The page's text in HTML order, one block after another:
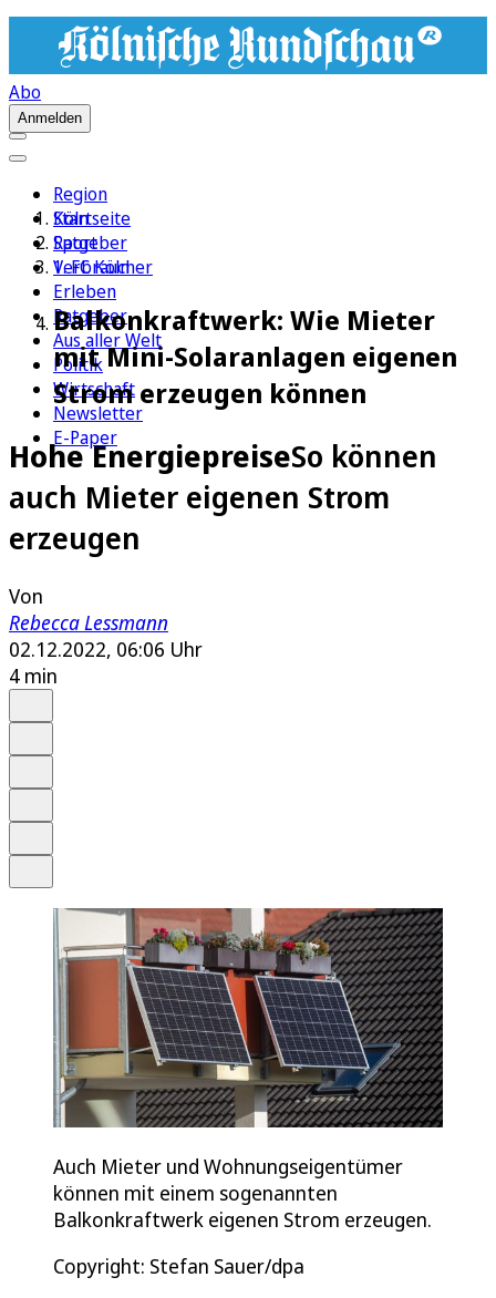
Abo
Anmelden
Region
Köln
Sport
1. FC Köln
Erleben
Ratgeber
Aus aller Welt
Politik
Wirtschaft
Newsletter
E-Paper
Startseite
Ratgeber
Verbraucher
Balkonkraftwerk: Wie Mieter
mit Mini-Solaranlagen eigenen
Strom erzeugen können
Hohe EnergiepreiseSo können
auch Mieter eigenen Strom
erzeugen
Von
Rebecca Lessmann
02.12.2022, 06:06 Uhr
4 min
Auch Mieter und Wohnungseigentümer
können mit einem sogenannten
Balkonkraftwerk eigenen Strom erzeugen.
Copyright: Stefan Sauer/dpa